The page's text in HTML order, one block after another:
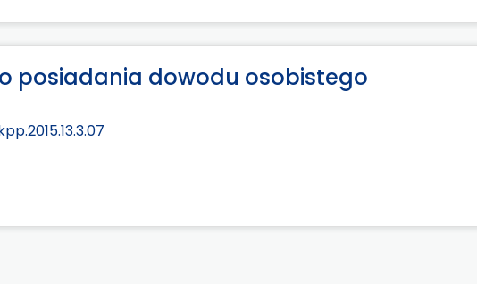
posiadania dowodu osobistego